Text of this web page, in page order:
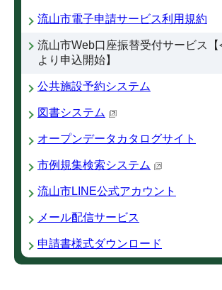
流山市電子申請サービス利用規約
流山市Web口座振替受付サービス【
より申込開始】
公共施設予約システム
図書システム
オープンデータカタログサイト
市例規集検索システム
流山市LINE公式アカウント
メール配信サービス
申請書様式ダウンロード